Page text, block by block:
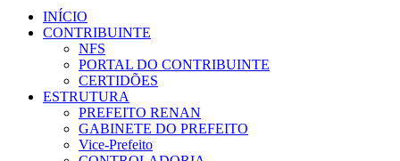
INÍCIO
CONTRIBUINTE
NFS
PORTAL DO CONTRIBUINTE
CERTIDÕES
ESTRUTURA
PREFEITO RENAN
GABINETE DO PREFEITO
Vice-Prefeito